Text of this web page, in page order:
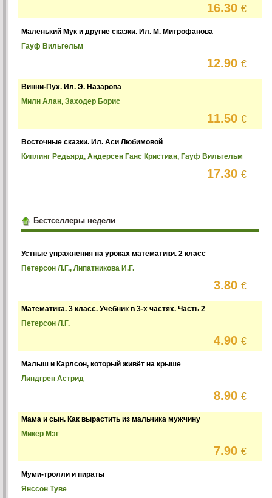
16.30€
Маленький Мук и другие сказки. Ил. М. Митрофанова
Гауф Вильгельм
12.90€
Винни-Пух. Ил. Э. Назарова
Милн Алан, Заходер Борис
11.50€
Восточные сказки. Ил. Аси Любимовой
Киплинг Редьярд, Андерсен Ганс Кристиан, Гауф Вильгельм
17.30€
Бестселлеры недели
Устные упражнения на уроках математики. 2 класс
Петерсон Л.Г., Липатникова И.Г.
3.80€
Математика. 3 класс. Учебник в 3-х частях. Часть 2
Петерсон Л.Г.
4.90€
Малыш и Карлсон, который живёт на крыше
Линдгрен Астрид
8.90€
Мама и сын. Как вырастить из мальчика мужчину
Микер Мэг
7.90€
Муми-тролли и пираты
Янссон Туве